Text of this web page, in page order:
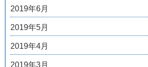
2019年6月
2019年5月
2019年4月
2019年3月